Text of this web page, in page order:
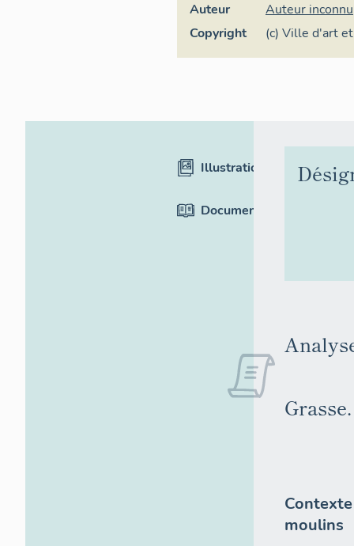
Auteur
Auteur inconnu
Copyright
(c) Ville d'art
Illustrations
Documentation
Grasse.
moulins